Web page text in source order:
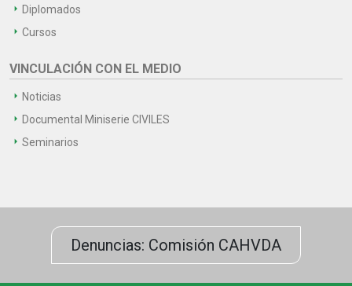
Diplomados
Cursos
VINCULACIÓN CON EL MEDIO
Noticias
Documental Miniserie CIVILES
Seminarios
Denuncias: Comisión CAHVDA